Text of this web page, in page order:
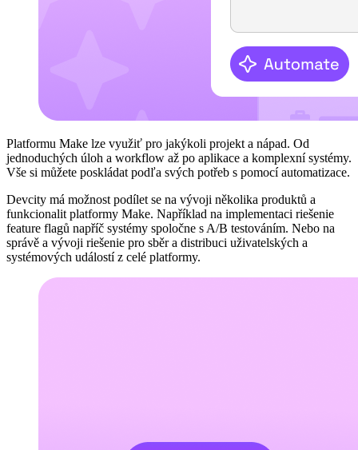
Platformu Make lze využiť pro jakýkoli projekt a nápad. Od
jednoduchých úloh a workflow až po aplikace a komplexní systémy.
Vše si můžete poskládat podľa svých potřeb s pomocí automatizace.
Devcity má možnost podílet se na vývoji několika produktů a
funkcionalit platformy Make. Například na implementaci riešenie
feature flagů napříč systémy spoločne s A/B testováním. Nebo na
správě a vývoji riešenie pro sběr a distribuci uživatelských a
systémových událostí z celé platformy.